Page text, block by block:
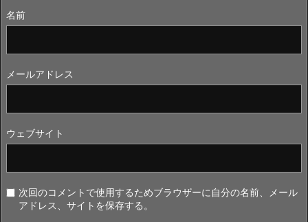
名前
メールアドレス
ウェブサイト
次回のコメントで使用するためブラウザーに自分の名前、メール
アドレス、サイトを保存する。